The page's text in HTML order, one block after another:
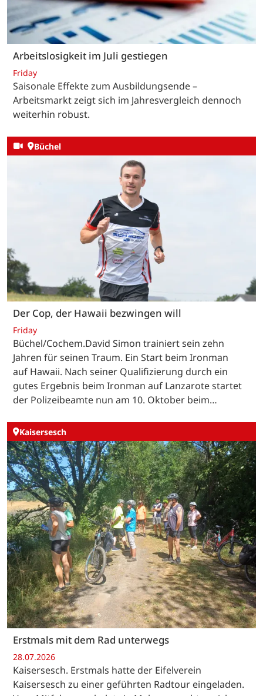
Arbeitslosigkeit im Juli gestiegen
Friday
Saisonale Effekte zum Ausbildungsende –
Arbeitsmarkt zeigt sich im Jahresvergleich dennoch
weiterhin robust.
Büchel
Der Cop, der Hawaii bezwingen will
Friday
Büchel/Cochem.David Simon trainiert sein zehn
Jahren für seinen Traum. Ein Start beim Ironman
auf Hawaii. Nach seiner Qualifizierung durch ein
gutes Ergebnis beim Ironman auf Lanzarote startet
der Polizeibeamte nun am 10. Oktober beim…
Kaisersesch
Erstmals mit dem Rad unterwegs
28.07.2026
Kaisersesch. Erstmals hatte der Eifelverein
Kaisersesch zu einer geführten Radtour eingeladen.